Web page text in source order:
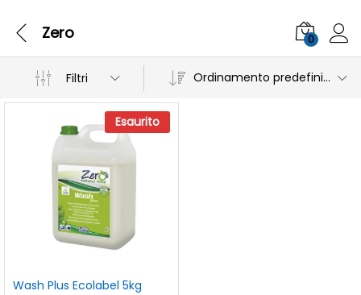
Zero 0
Filtri Ordinamento predefinito
Esaurito
Wash Plus Ecolabel 5kg